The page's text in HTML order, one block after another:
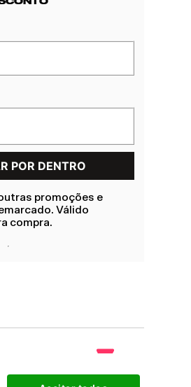
promoções e
Válido
compra.